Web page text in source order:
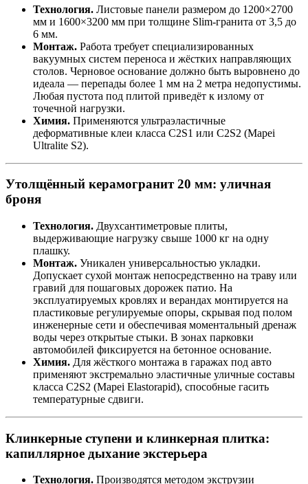
Технология. Листовые панели размером до 1200×2700
мм и 1600×3200 мм при толщине Slim‑гранита от 3,5 до
6 мм.
Монтаж. Работа требует специализированных
вакуумных систем переноса и жёстких направляющих
столов. Черновое основание должно быть выровнено до
идеала — перепады более 1 мм на 2 метра недопустимы.
Любая пустота под плитой приведёт к излому от
точечной нагрузки.
Химия. Применяются ультраэластичные
деформативные клеи класса C2S1 или C2S2 (Mapei
Ultralite S2).
Утолщённый керамогранит 20 мм: уличная
броня
Технология. Двухсантиметровые плиты,
выдерживающие нагрузку свыше 1000 кг на одну
плашку.
Монтаж. Уникален универсальностью укладки.
Допускает сухой монтаж непосредственно на траву или
гравий для пошаговых дорожек патио. На
эксплуатируемых кровлях и верандах монтируется на
пластиковые регулируемые опоры, скрывая под полом
инженерные сети и обеспечивая моментальный дренаж
воды через открытые стыки. В зонах парковки
автомобилей фиксируется на бетонное основание.
Химия. Для жёсткого монтажа в гаражах под авто
применяют экстремально эластичные уличные составы
класса C2S2 (Mapei Elastorapid), способные гасить
температурные сдвиги.
Клинкерные ступени и клинкерная плитка:
капиллярное дыхание экстерьера
Технология. Производятся методом экструзии